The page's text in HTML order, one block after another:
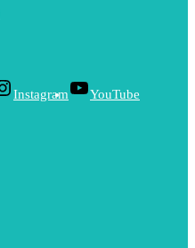
Instagram YouTube